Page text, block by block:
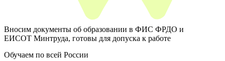
Вносим документы об образовании в ФИС ФРДО и
ЕИСОТ Минтруда, готовы для допуска к работе
Обучаем по всей России